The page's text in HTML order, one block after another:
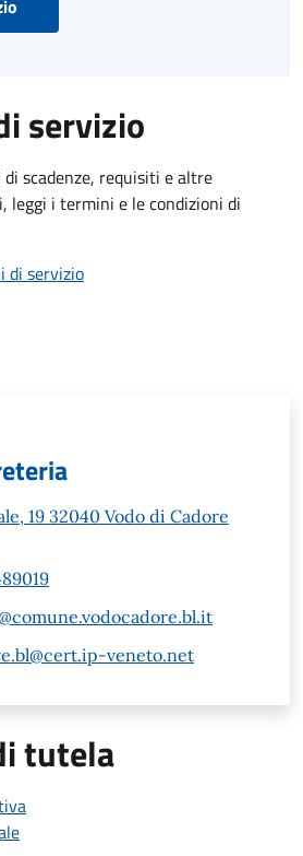
servizio
scadenze, requisiti e altre
leggi i termini e le condizioni di
di servizio
19 32040 Vodo di Cadore
veneto.net
tutela